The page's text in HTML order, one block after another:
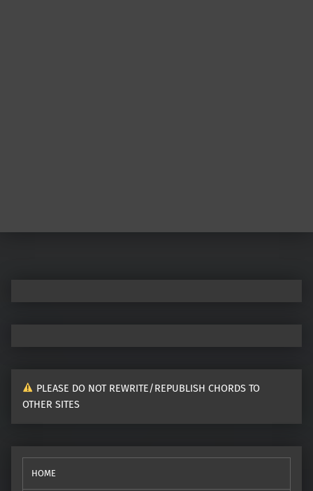
Post navigation
PLEASE DO NOT REWRITE/REPUBLISH CHORDS TO
OTHER SITES
HOME